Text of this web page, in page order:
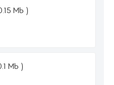
Mb )
Mb )